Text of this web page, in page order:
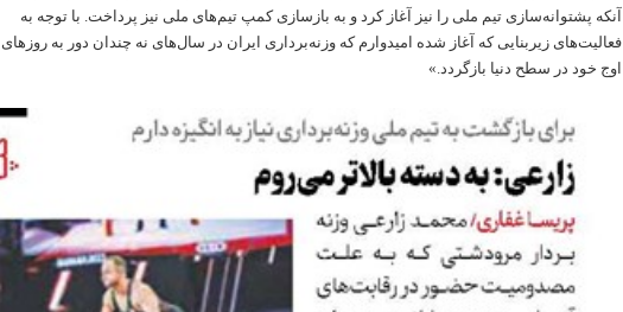
آنکه پشتوانه‌سازی تیم ملی را نیز آغاز کرد و به بازسازی کمپ تیم‌های ملی نیز پرداخت. با توجه به
فعالیت‌های زیربنایی که آغاز شده امیدوارم که وزنه‌برداری ایران در سال‌های نه چندان دور به روزهای
اوج خود در سطح دنیا بازگردد.»